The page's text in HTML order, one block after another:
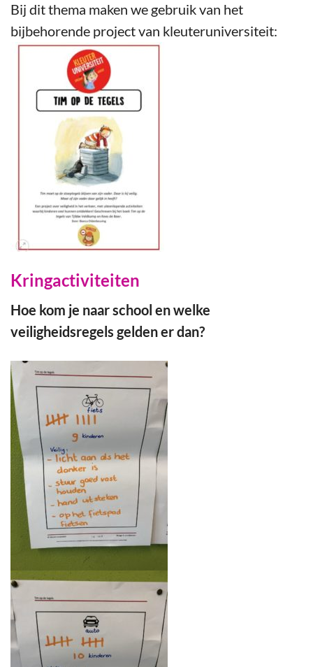
Bij dit thema maken we gebruik van het
bijbehorende project van kleuteruniversiteit:
Kringactiviteiten
Hoe kom je naar school en welke
veiligheidsregels gelden er dan?